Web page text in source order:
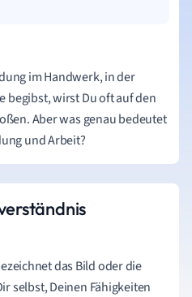
im Handwerk, in der
begibst, wirst Du oft auf den
Aber was genau bedeutet
und Arbeit?
das Bild oder die
selbst, Deinen Fähigkeiten